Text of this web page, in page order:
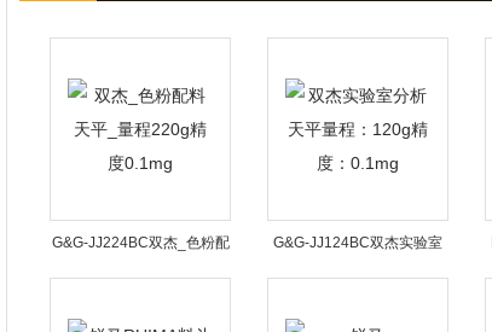
G&G-JJ224BC双杰_色粉配
料天平_量程220g精度
G&G-JJ124BC双杰实验室
分析天平量程：120g精度：